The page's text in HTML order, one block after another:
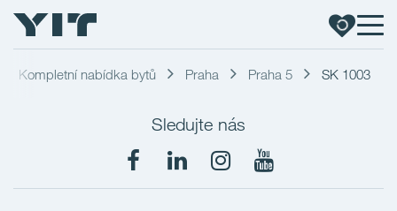
Kompletní nabídka bytů Praha Praha 5 SK 1003
Sledujte nás